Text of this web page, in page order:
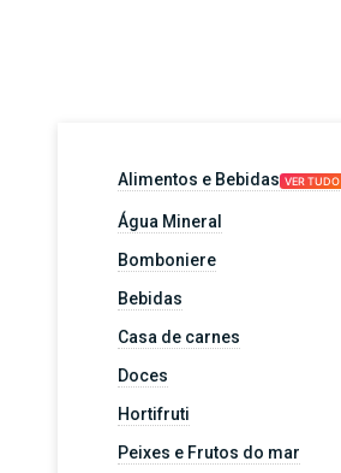
Alimentos e Bebidas VER TUDO
Água Mineral
Bomboniere
Bebidas
Casa de carnes
Doces
Hortifruti
Peixes e Frutos do mar